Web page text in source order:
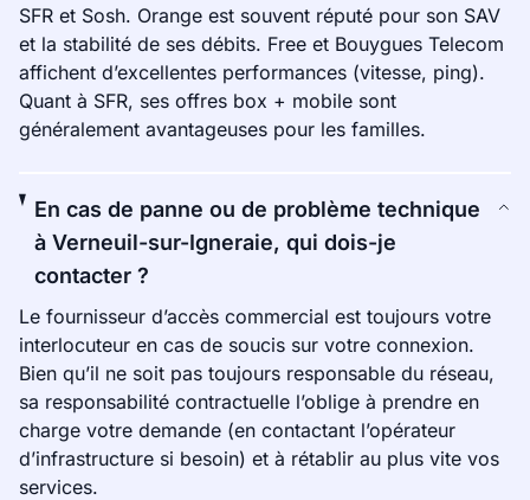
SFR et Sosh. Orange est souvent réputé pour son SAV
et la stabilité de ses débits. Free et Bouygues Telecom
affichent d’excellentes performances (vitesse, ping).
Quant à SFR, ses offres box + mobile sont
généralement avantageuses pour les familles.
En cas de panne ou de problème technique
à Verneuil-sur-Igneraie, qui dois-je
contacter ?
Le fournisseur d’accès commercial est toujours votre
interlocuteur en cas de soucis sur votre connexion.
Bien qu’il ne soit pas toujours responsable du réseau,
sa responsabilité contractuelle l’oblige à prendre en
charge votre demande (en contactant l’opérateur
d’infrastructure si besoin) et à rétablir au plus vite vos
services.